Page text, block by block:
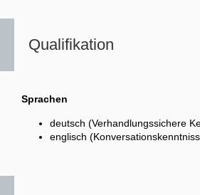
Qualifikation
Sprachen
deutsch (Verhandlungssichere
englisch